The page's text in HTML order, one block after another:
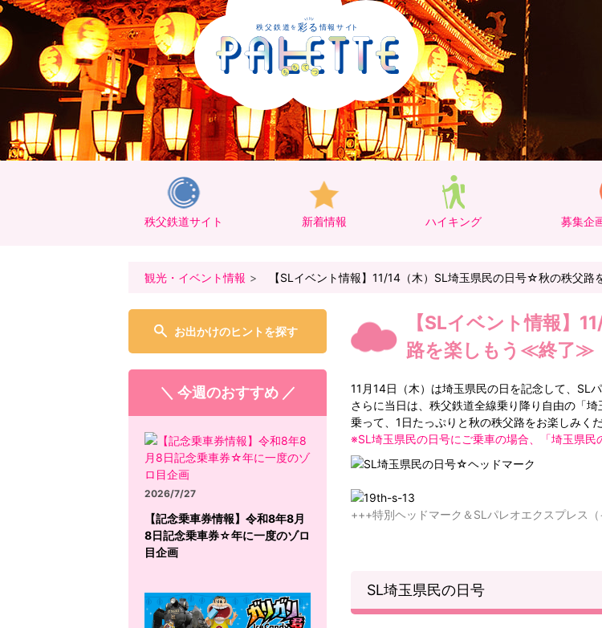
秩父鉄道サイト 新着情報 ハイキング 募集企
観光・イベント情報 【SLイベント情報】11/14（木）SL埼玉県民の日号☆秋の秩父路
【SLイベント情報】
路を楽しもう≪終了≫
11月14日（木）は埼玉県民の日を記念して、SL
さらに当日は、秩父鉄道全線乗り降り自由の「
乗って、1日たっぷりと秋の秩父路をお楽しみくだ
※SL埼玉県民の日号にご乗車の場合、「埼玉県民
+++特別ヘッドマーク＆SLパレオエクスプレス
SL埼玉県民の日号
お出かけのヒントを探す
＼ 今週のおすすめ ／
2026/7/27
【記念乗車券情報】令和8年8月
8日記念乗車券☆年に一度のゾロ
目企画